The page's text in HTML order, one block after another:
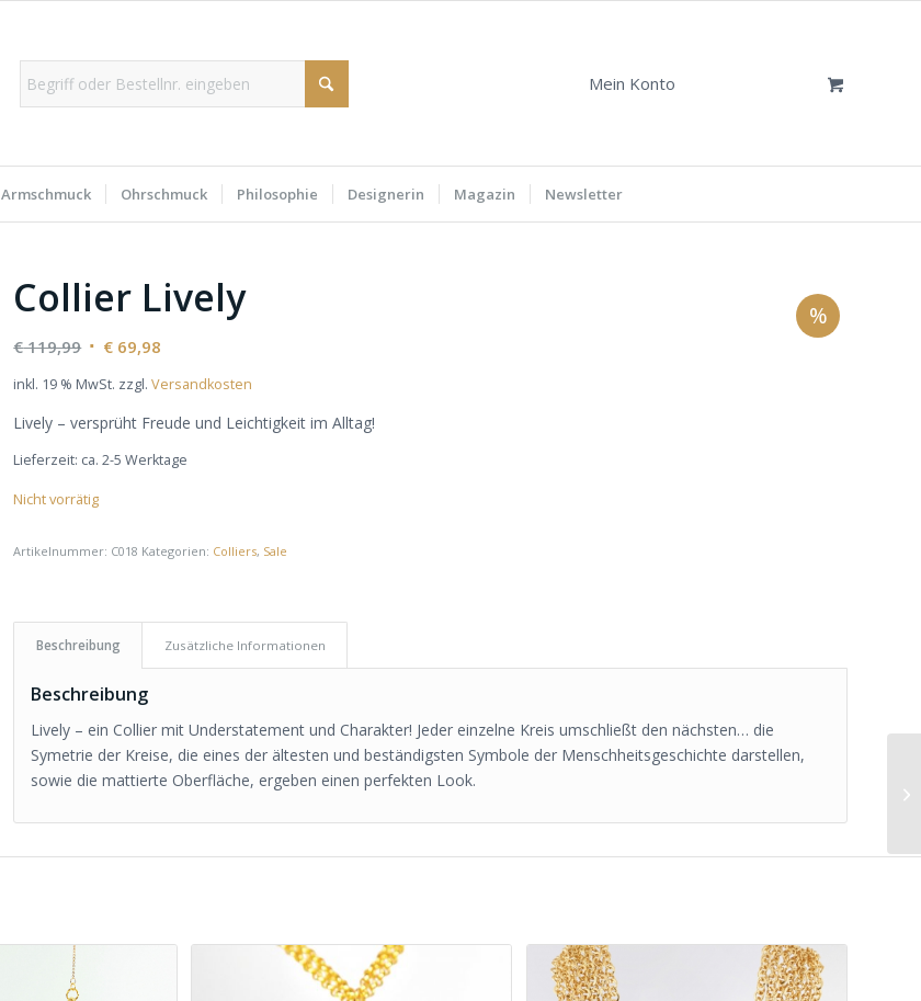
Mein Konto
Armschmuck Ohrschmuck Philosophie Designerin Magazin Newsletter
%
Collier Lively
€119,99 Ursprünglicher
€ 119,99
€ 69,98
€ 69,98.
inkl. 19 % MwSt. zzgl.Versandkosten
Lively – versprüht Freude und Leichtigkeit im Alltag!
Lieferzeit: ca. 2-5 Werktage
Nicht vorrätig
Artikelnummer: C018 Kategorien: Colliers, Sale
Beschreibung Zusätzliche Informationen
Beschreibung
Lively – ein Collier mit Understatement und Charakter! Jeder einzelne Kreis umschließt den nächsten… die
Symetrie der Kreise, die eines der ältesten und beständigsten Symbole der Menschheitsgeschichte darstellen,
sowie die mattierte Oberfläche, ergeben einen perfekten Look.